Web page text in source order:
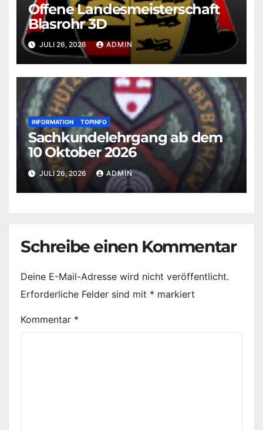
Offene Landesmeisterschaft
Blasrohr 3D
JULI 26, 2026 ADMIN
INFORMATION TOPINFO
Sachkundelehrgang ab dem
10 Oktober 2026
JULI 26, 2026 ADMIN
Schreibe einen Kommentar
Deine E-Mail-Adresse wird nicht veröffentlicht.
Erforderliche Felder sind mit * markiert
Kommentar *